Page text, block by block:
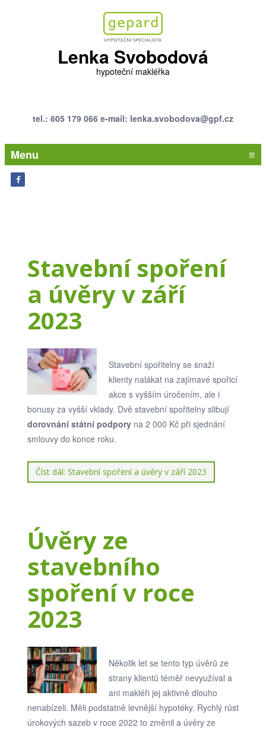
Lenka Svobodová
hypoteční makléřka
tel.: 605 179 066 e-mail: lenka.svobodova@gpf.cz
Menu ≡
Stavební spoření
a úvěry v září
2023
Stavební spořitelny se snaží
klienty nalákat na zajímavé spořicí
akce s vyšším úročením, ale i
bonusy za vyšší vklady. Dvě stavební spořitelny slibují
dorovnání státní podpory na 2 000 Kč při sjednání
smlouvy do konce roku.
Číst dál: Stavební spoření a úvěry v září 2023
Úvěry ze
stavebního
spoření v roce
2023
Několik let se tento typ úvěrů ze
strany klientů téměř nevyužíval a
ani makléři jej aktivně dlouho
nenabízeli. Měli podstatně levnější hypotéky. Rychlý růst
úrokových sazeb v roce 2022 to změnil a úvěry ze